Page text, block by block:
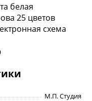
белая
25 цветов
схема
М.П. Студия